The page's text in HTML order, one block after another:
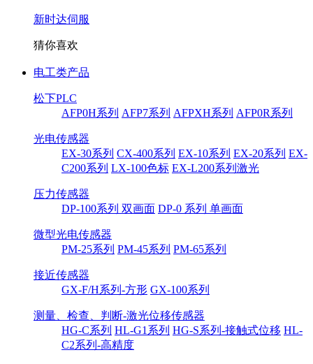
新时达伺服
猜你喜欢
电工类产品
松下PLC
AFP0H系列 AFP7系列 AFPXH系列 AFP0R系列
光电传感器
EX-30系列 CX-400系列 EX-10系列 EX-20系列 EX-
C200系列 LX-100色标 EX-L200系列激光
压力传感器
DP-100系列 双画面 DP-0 系列 单画面
微型光电传感器
PM-25系列 PM-45系列 PM-65系列
接近传感器
GX-F/H系列-方形 GX-100系列
测量、检查、判断-激光位移传感器
HG-C系列 HL-G1系列 HG-S系列-接触式位移 HL-
C2系列-高精度